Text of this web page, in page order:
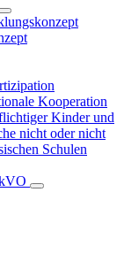
Kooperation
Kinder und
nicht oder nicht
Schulen